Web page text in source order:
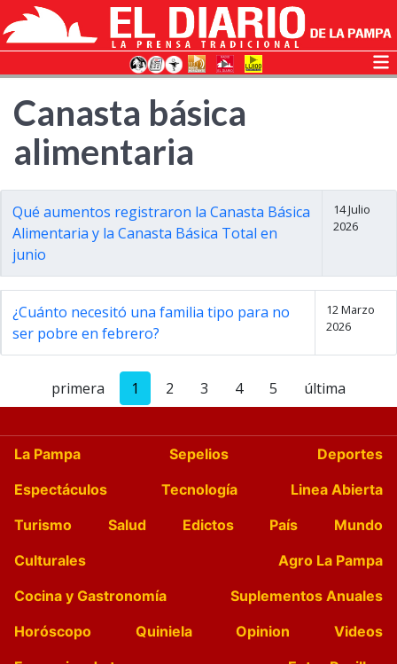
Canasta básica
alimentaria
Qué aumentos registraron la Canasta Básica
Alimentaria y la Canasta Básica Total en
junio
14 Julio
2026
¿Cuánto necesitó una familia tipo para no
ser pobre en febrero?
12 Marzo
2026
primera 1 2 3 4 5 última
La Pampa Sepelios
Deportes
Espectáculos
Tecnología
Linea Abierta
Turismo
Salud Edictos País
Mundo
Culturales
Agro La Pampa
Cocina y Gastronomía
Suplementos Anuales
Horóscopo
Quiniela Opinion
Videos